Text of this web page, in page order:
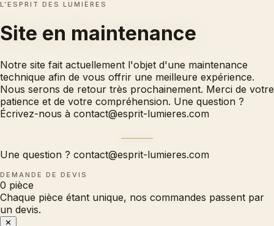
L’ESPRIT DES LUMIÈRES
Site en maintenance
Notre site fait actuellement l'objet d'une maintenance
technique afin de vous offrir une meilleure expérience.
Nous serons de retour très prochainement. Merci de votre
patience et de votre compréhension. Une question ?
Écrivez-nous à contact@esprit-lumieres.com
Une question ? contact@esprit-lumieres.com
DEMANDE DE DEVIS
0 pièce
Chaque pièce étant unique, nos commandes passent par
un devis.
✕